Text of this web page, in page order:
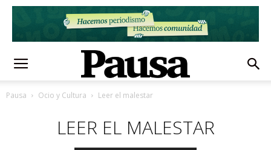
Pausa Ocio y Cultura Leer el malestar
LEER EL MALESTAR